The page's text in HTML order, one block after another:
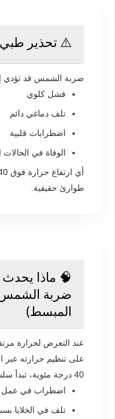
⚠️ تحذير
ضربة الشمس قد تؤدي
فشل كلوي
تلف دماغي دائم
اضطرابات قلبية
الوفاة في الحالات
طوارئ حقيقية.
🧠 ماذا يحدث
ضربة
المبسط)
عند التعرض لحرارة
على تنظيم حرارته عبر
40 درجة مئوية، تبدأ سلسلة من التفاعلات الخطيرة:
اضطراب في عمل
تلف في الخلايا